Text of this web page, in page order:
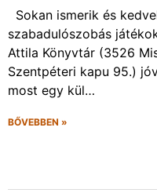
Sokan ismerik és
szabadulószobás
Attila Könyvtár (3526
Szentpéteri kapu 95.)
most egy kül…
BŐVEBBEN »